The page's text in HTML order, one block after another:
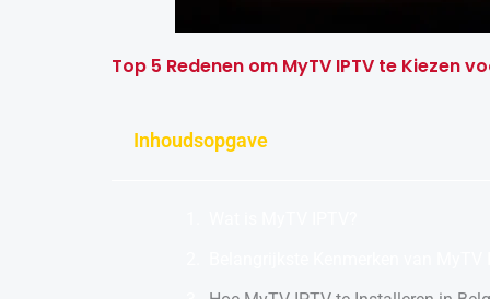
Top 5 Redenen om MyTV IPTV te Kiezen
Inhoudsopgave